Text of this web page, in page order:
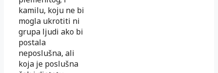
kamilu, koju ne bi
mogla ukrotiti ni
grupa ljudi ako bi
postala
neposlušna, ali
koja je poslušna